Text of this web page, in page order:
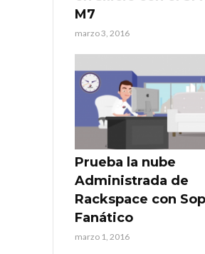
M7
marzo 3, 2016
Prueba la nube
Administrada de
Rackspace con
Fanático
marzo 1, 2016